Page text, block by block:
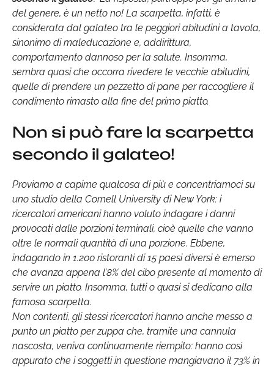
del genere, è un netto no! La scarpetta, infatti, è
considerata dal galateo tra le peggiori abitudini a tavola,
sinonimo di maleducazione e, addirittura,
comportamento dannoso per la salute. Insomma,
sembra quasi che occorra rivedere le vecchie abitudini,
quelle di prendere un pezzetto di pane per raccogliere il
condimento rimasto alla fine del primo piatto.
Non si può fare la scarpetta
secondo il galateo!
Proviamo a capirne qualcosa di più e concentriamoci su
uno studio della Cornell University di New York: i
ricercatori americani hanno voluto indagare i danni
provocati dalle porzioni terminali, cioè quelle che vanno
oltre le normali quantità di una porzione. Ebbene,
indagando in 1.200 ristoranti di 15 paesi diversi è emerso
che avanza appena l’8% del cibo presente al momento di
servire un piatto. Insomma, tutti o quasi si dedicano alla
famosa scarpetta.
Non contenti, gli stessi ricercatori hanno anche messo a
punto un piatto per zuppa che, tramite una cannula
nascosta, veniva continuamente riempito: hanno così
appurato che i soggetti in questione mangiavano il 73% in